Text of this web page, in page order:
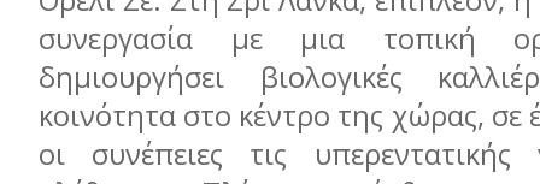
συνεργασία με μια τοπική
δημιουργήσει βιολογικές
κοινότητα στο κέντρο της χώρας,
οι συνέπειες τις υπερεντατικής